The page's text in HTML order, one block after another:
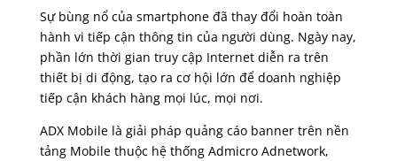
Sự bùng nổ của smartphone đã thay đổi hoàn toàn
hành vi tiếp cận thông tin của người dùng. Ngày nay,
phần lớn thời gian truy cập Internet diễn ra trên
thiết bị di động, tạo ra cơ hội lớn để doanh nghiệp
tiếp cận khách hàng mọi lúc, mọi nơi.
ADX Mobile là giải pháp quảng cáo banner trên nền
tảng Mobile thuộc hệ thống Admicro Adnetwork,